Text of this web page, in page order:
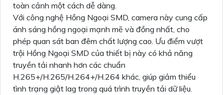
toàn cảnh một cách dễ dàng.
Với công nghệ Hồng Ngoại SMD, camera này cung cấp
ánh sáng hồng ngoại mạnh mẽ và đồng nhất, cho
phép quan sát ban đêm chất lượng cao. Ưu điểm vượt
trội Hồng Ngoại SMD của thiết bị này có khả năng
truyền tải nhanh hơn các chuẩn
H.265+/H.265/H.264+/H.264 khác, giúp giảm thiểu
tình trạng giật lag trong quá trình truyền tải dữ liệu.